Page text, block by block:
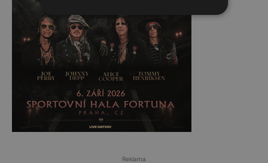
Reklama